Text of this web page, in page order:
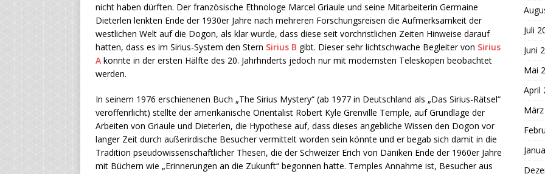
nicht haben dürften. Der französische Ethnologe Marcel Griaule und seine Mitarbeiterin Germaine
Dieterlen lenkten Ende der 1930er Jahre nach mehreren Forschungsreisen die Aufmerksamkeit der
westlichen Welt auf die Dogon, als klar wurde, dass diese seit vorchristlichen Zeiten Hinweise darauf
hatten, dass es im Sirius-System den Stern Sirius B gibt. Dieser sehr lichtschwache Begleiter von Sirius
A konnte in der ersten Hälfte des 20. Jahrhnderts jedoch nur mit modernsten Teleskopen beobachtet
werden.
In seinem 1976 erschienenen Buch „The Sirius Mystery“ (ab 1977 in Deutschland als „Das Sirius-Rätsel“
veröffenrlicht) stellte der amerikanische Orientalist Robert Kyle Grenville Temple, auf Grundlage der
Arbeiten von Griaule und Dieterlen, die Hypothese auf, dass dieses angebliche Wissen den Dogon vor
langer Zeit durch außerirdische Besucher vermittelt worden sein könnte und er begab sich damit in die
Tradition pseudowissenschaftlicher Thesen, die der Schweizer Erich von Däniken Ende der 1960er Jahre
mit Büchern wie „Erinnerungen an die Zukunft“ begonnen hatte. Temples Annahme ist, Besucher aus
Juli
Juni
Mai
April